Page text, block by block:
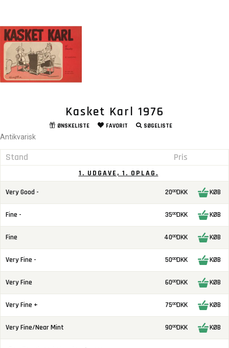
Kasket Karl 1976
ØNSKELISTE FAVORIT SØGELISTE
Antikvarisk
Stand Pris
1. UDGAVE, 1. OPLAG.
Very Good - 2000DKK KØB
Fine - 3500DKK KØB
Fine 4000DKK KØB
Very Fine - 5000DKK KØB
Very Fine 6000DKK KØB
Very Fine + 7500DKK KØB
Very Fine/Near Mint 9000DKK KØB